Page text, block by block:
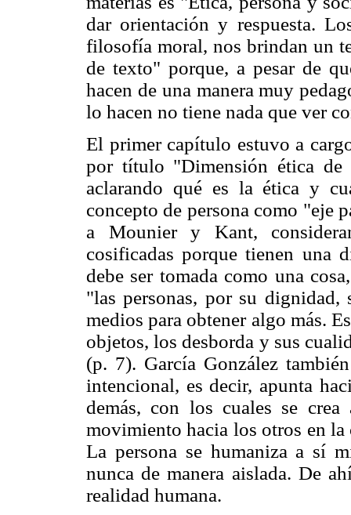
dar orientación y respuesta.
filosofía moral, nos brindan un
de texto" porque, a pesar de
hacen de una manera muy
lo hacen no tiene nada que ver
El primer capítulo estuvo a
por título "Dimensión ética
aclarando qué es la ética y
concepto de persona como "eje
a Mounier y Kant,
cosificadas porque tienen una
debe ser tomada como una
"las personas, por su
medios para obtener algo más.
objetos, los desborda y sus
(p. 7). García González
intencional, es decir, apunta
demás, con los cuales se
movimiento hacia los otros en
La persona se humaniza a sí
nunca de manera aislada. De
realidad humana.